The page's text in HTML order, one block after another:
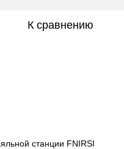
К сравнению
станции FNIRSI